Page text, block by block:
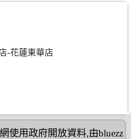
-花蓮東華店
使用政府開放資料,由bluezz